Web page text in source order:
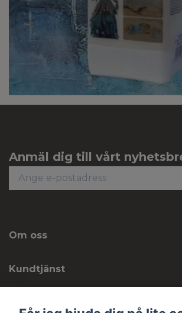
Anmäl dig till vårt
Om oss
Kundtjänst